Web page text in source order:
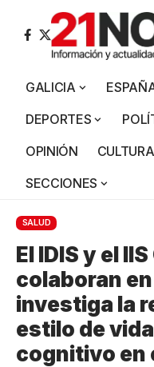
GALICIA
DEPORTES
OPINIÓN
CULTURA
SECCIONES
SALUD
El IDIS y el
colaboran
investiga la
estilo de
cognitivo en